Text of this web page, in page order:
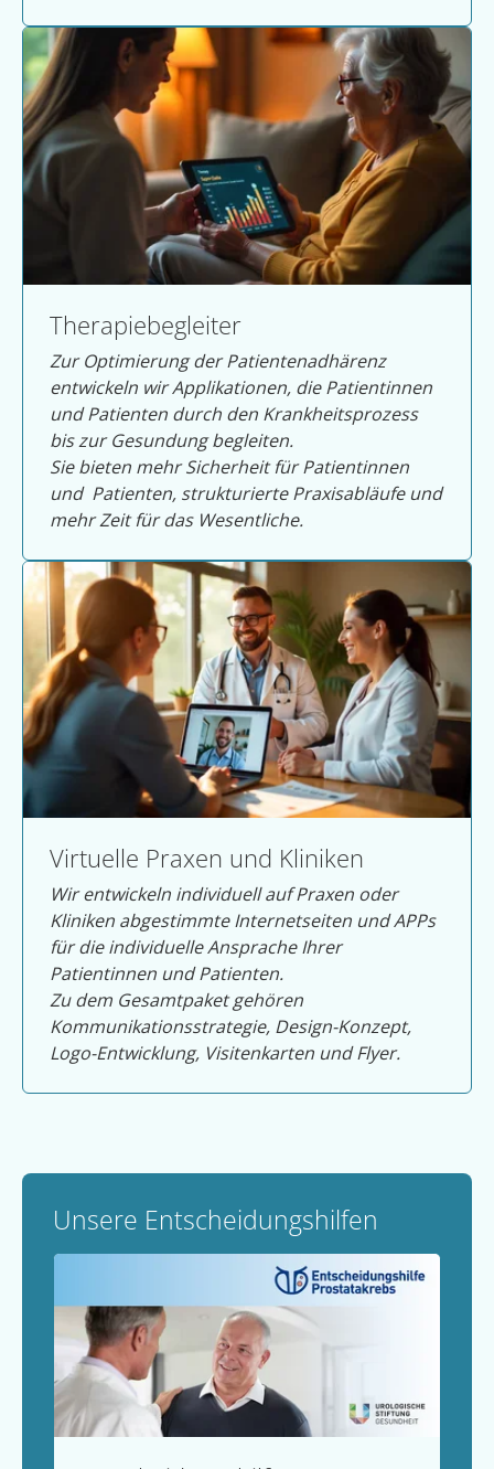
Therapiebegleiter
Zur Optimierung der Patientenadhärenz
entwickeln wir Applikationen, die Patientinnen
und Patienten durch den Krankheitsprozess
bis zur Gesundung begleiten.
Sie bieten mehr Sicherheit für Patientinnen
und Patienten, strukturierte Praxisabläufe und
mehr Zeit für das Wesentliche.
Virtuelle Praxen und Kliniken
Wir entwickeln individuell auf Praxen oder
Kliniken abgestimmte Internetseiten und APPs
für die individuelle Ansprache Ihrer
Patientinnen und Patienten.
Zu dem Gesamtpaket gehören
Kommunikationsstrategie, Design-Konzept,
Logo-Entwicklung, Visitenkarten und Flyer.
Unsere Entscheidungshilfen